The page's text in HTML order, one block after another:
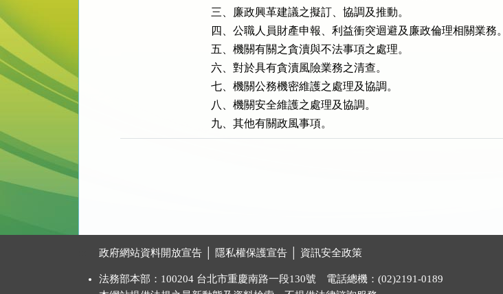
三、廉政興革建議之擬訂、協調及推動。
四、公職人員財產申報、利益衝突迴避及廉政倫理相關業務。
五、機關有關之貪瀆與不法事項之處理。
六、對於具有貪瀆風險業務之清查。
七、機關公務機密維護之處理及協調。
八、機關安全維護之處理及協調。
九、其他有關政風事項。
政府網站資料開放宣告 隱私權保護宣告 資訊安全政策
法務部本部：100204 台北市重慶南路一段130號 電話總機：(02)2191-0189